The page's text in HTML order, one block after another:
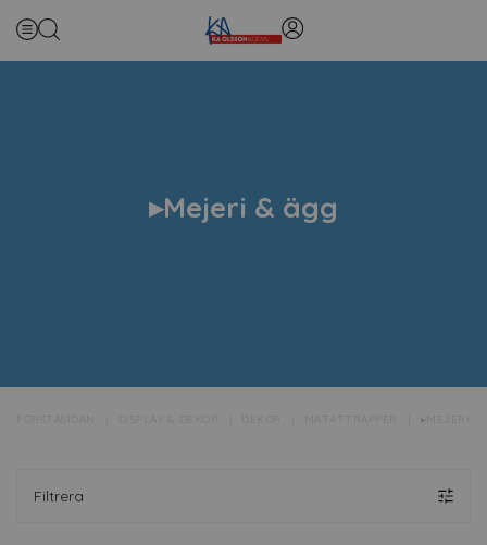
▸Mejeri & ägg
FÖRSTASIDAN DISPLAY & DEKOR MATATTRAPPER ▸MEJERI &
Filtrera